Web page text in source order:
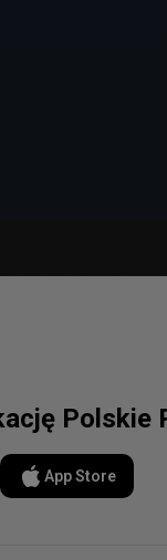
Polskie
App Store